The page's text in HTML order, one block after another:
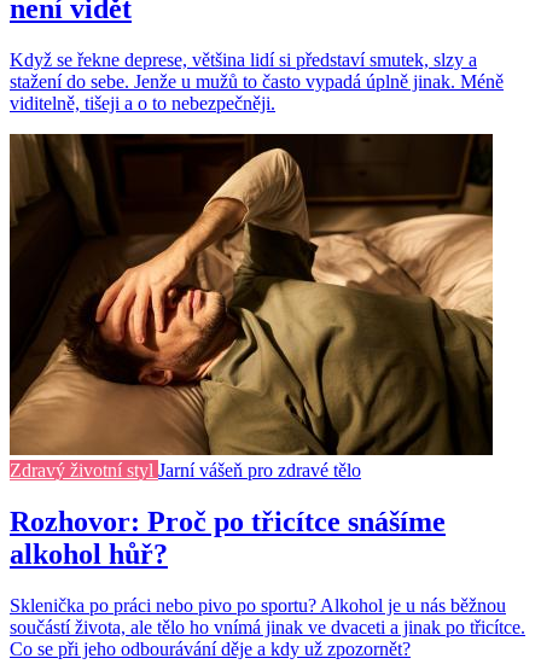
není vidět
Když se řekne deprese, většina lidí si představí smutek, slzy a
stažení do sebe. Jenže u mužů to často vypadá úplně jinak. Méně
viditelně, tišeji a o to nebezpečněji.
Zdravý životní styl Jarní vášeň pro zdravé tělo
Rozhovor: Proč po třicítce snášíme
alkohol hůř?
Sklenička po práci nebo pivo po sportu? Alkohol je u nás běžnou
součástí života, ale tělo ho vnímá jinak ve dvaceti a jinak po třicítce.
Co se při jeho odbourávání děje a kdy už zpozornět?